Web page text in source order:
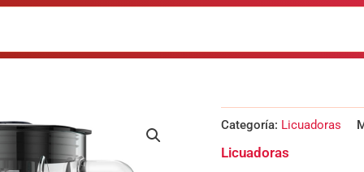
Categoría: Licuadoras
Licuadoras
El
Taurus
EXPERT